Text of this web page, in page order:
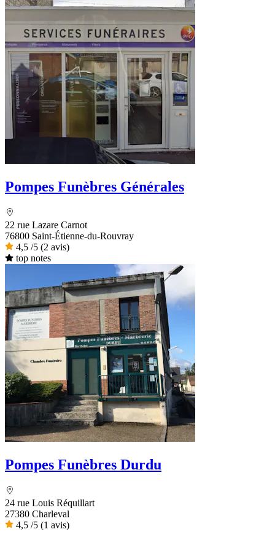
Pompes Funèbres Générales
22 rue Lazare Carnot
76800 Saint-Étienne-du-Rouvray
4,5 /5 (2 avis)
top notes
Pompes Funèbres Durdu
24 rue Louis Réquillart
27380 Charleval
4,5 /5 (1 avis)